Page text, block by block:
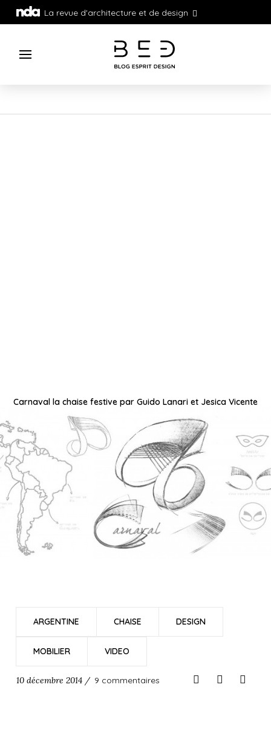
La revue d'architecture et de design
Carnaval la chaise festive par Guido Lanari et Jesica Vicente
ARGENTINE CHAISE DESIGN
MOBILIER VIDEO
10 décembre 2014 / 9 commentaires